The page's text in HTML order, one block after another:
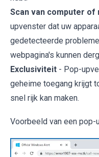
Scan van computer of
upvenster dat uw
gedetecteerde
webpagina's kunnen
Exclusiviteit - Pop-
geheime toegang krijgt
snel rijk kan maken.
Voorbeeld van een pop-